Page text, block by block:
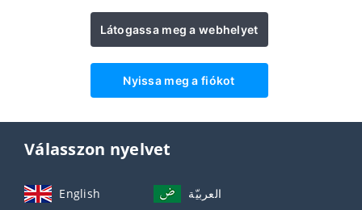
Látogassa meg a webhelyet
Nyissa meg a fiókot
Válasszon nyelvet
English العربيّة